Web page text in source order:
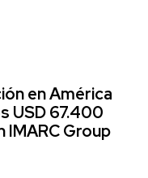
en América
USD 67.400
IMARC Group